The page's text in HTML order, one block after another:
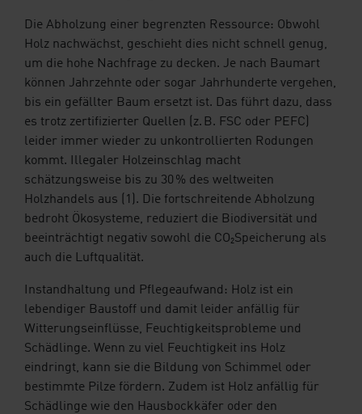
Die Abholzung einer begrenzten Ressource: Obwohl
Holz nachwächst, geschieht dies nicht schnell genug,
um die hohe Nachfrage zu decken. Je nach Baumart
können Jahrzehnte oder sogar Jahrhunderte vergehen,
bis ein gefällter Baum ersetzt ist. Das führt dazu, dass
es trotz zertifizierter Quellen (z. B. FSC oder PEFC)
leider immer wieder zu unkontrollierten Rodungen
kommt. Illegaler Holzeinschlag macht
schätzungsweise bis zu 30 % des weltweiten
Holzhandels aus (1). Die fortschreitende Abholzung
bedroht Ökosysteme, reduziert die Biodiversität und
beeinträchtigt negativ sowohl die CO₂Speicherung als
auch die Luftqualität.
Instandhaltung und Pflegeaufwand: Holz ist ein
lebendiger Baustoff und damit leider anfällig für
Witterungseinflüsse, Feuchtigkeitsprobleme und
Schädlinge. Wenn zu viel Feuchtigkeit ins Holz
eindringt, kann sie die Bildung von Schimmel oder
bestimmte Pilze fördern. Zudem ist Holz anfällig für
Schädlinge wie den Hausbockkäfer oder den